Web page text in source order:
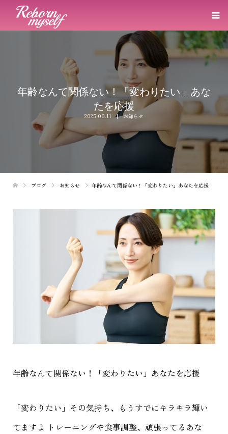
年齢なんて関係ない！「変わりたい」あな
たを応援
2025.06.11 お知らせ
ブログ お知らせ 年齢なんて関係ない！「変わりたい」あなたを応援
年齢なんて関係ない！「変わりたい」あなたを応援
「変わりたい」その気持ち、もうすでにキラキラ輝い
てますよ トレーニングや食事調整、頑張ってるあな